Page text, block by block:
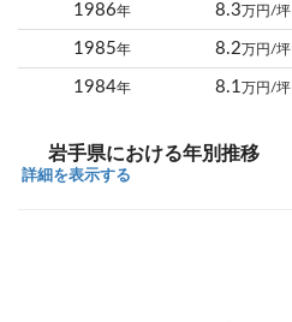
1986年 8.3 万円/坪
1985年 8.2 万円/坪
1984年 8.1 万円/坪
岩手県における年別推移
詳細を表示する